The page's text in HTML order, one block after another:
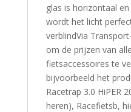
glas is horizontaal
wordt het licht
verblindVia
om de prijzen van
fietsaccessoires te
bijvoorbeeld het
Racetrap 3.0 HiPER
heren), Racefietsb,